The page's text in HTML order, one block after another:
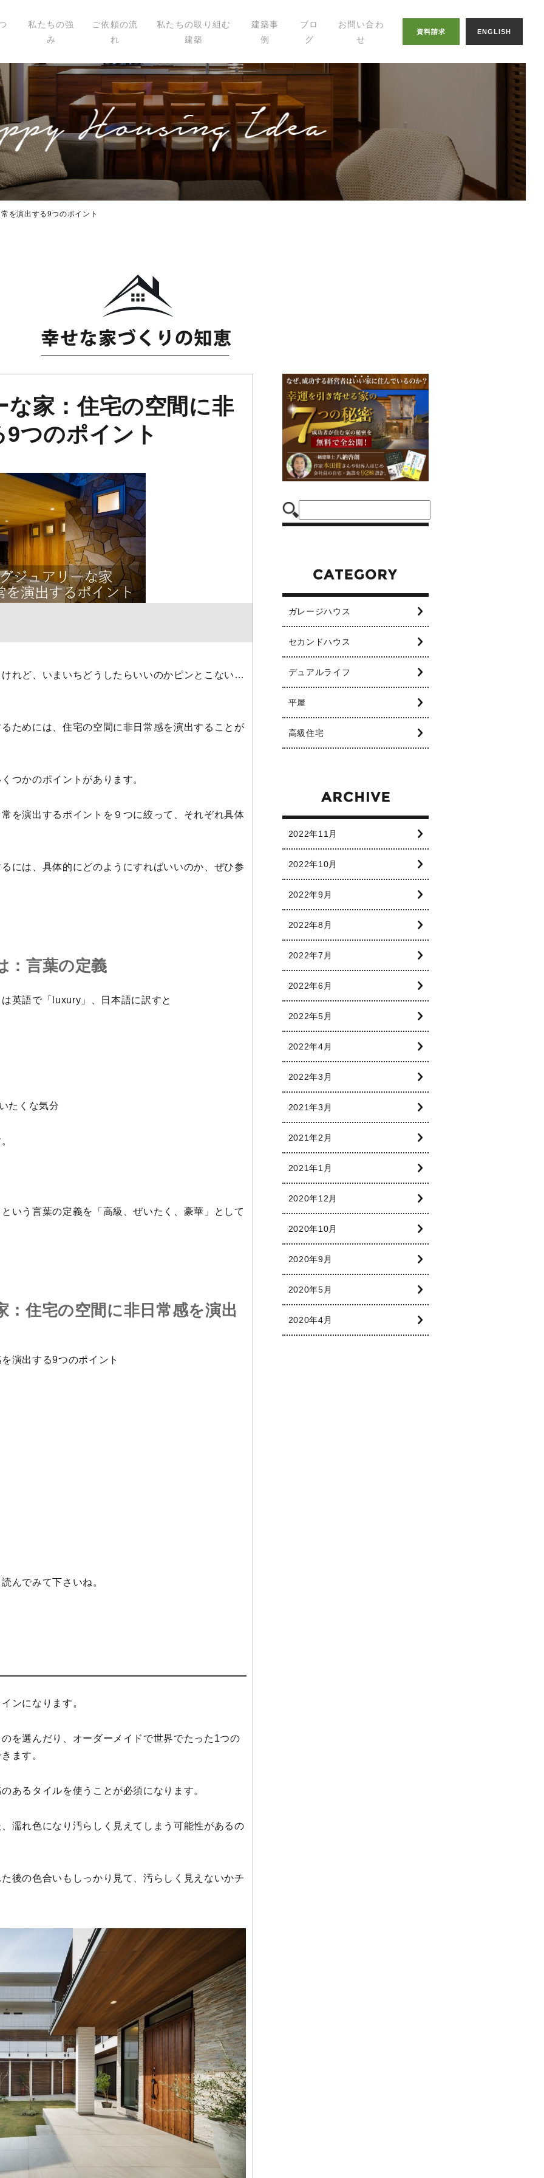
ール
演
私たちの強
み
ご依頼の流
れ
私たちの取り組む
建築
建築事
例
ブロ
グ
幸せの家づくりの
八納ブログ
スタッフグログ
お問い合わ
せ
資料請求 ENGLISH
を演出する9つのポイント
家：住宅の空間に非
つのポイント
れど、いまいちどうしたらいいのかピンとこない…
ためには、住宅の空間に非日常感を演出することが
つかのポイントがあります。
を演出するポイントを９つに絞って、それぞれ具体
には、具体的にどのようにすればいいのか、ぜひ参
：言葉の定義
英語で「luxury」、日本語に訳すと
たくな気分
いう言葉の定義を「高級、ぜいたく、豪華」として
住宅の空間に非日常感を演出
演出する9つのポイント
んでみて下さいね。
ンになります。
を選んだり、オーダーメイドで世界でたった1つの
ます。
あるタイルを使うことが必須になります。
濡れ色になり汚らしく見えてしまう可能性があるの
後の色合いもしっかり見て、汚らしく見えないかチ
ガレージハウス
セカンドハウス
デュアルライフ
平屋
高級住宅
2022年11月
2022年10月
2022年9月
2022年8月
2022年7月
2022年6月
2022年5月
2022年4月
2022年3月
2021年3月
2021年2月
2021年1月
2020年12月
2020年10月
2020年9月
2020年5月
2020年4月